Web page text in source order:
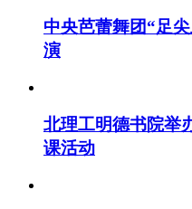
中央芭蕾舞团“足
演
北理工明德书院举
课活动